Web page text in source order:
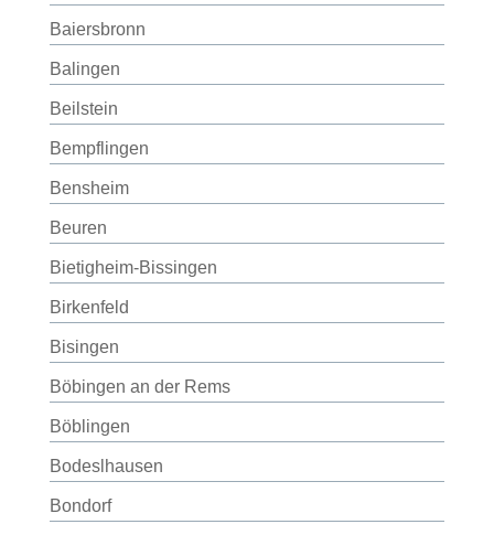
Baiersbronn
Balingen
Beilstein
Bempflingen
Bensheim
Beuren
Bietigheim-Bissingen
Birkenfeld
Bisingen
Böbingen an der Rems
Böblingen
Bodeslhausen
Bondorf